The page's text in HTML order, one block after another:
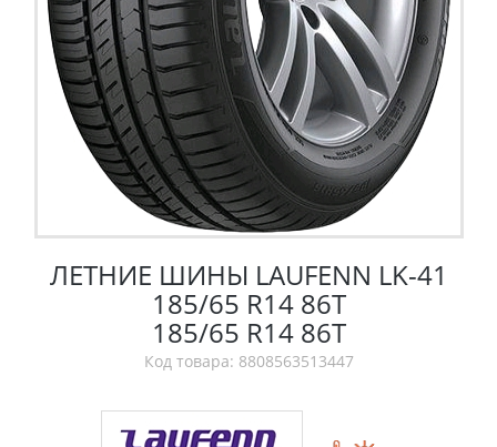
ЛЕТНИЕ ШИНЫ LAUFENN LK-41
185/65 R14 86T
185/65 R14 86T
Код товара: 8808563513447